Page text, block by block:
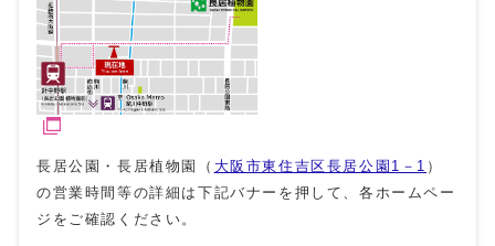
長居公園・長居植物園（ 大阪市東住吉区長居公園1－1 ）
の営業時間等の詳細は下記バナーを押して、各ホームペー
ジをご確認ください。